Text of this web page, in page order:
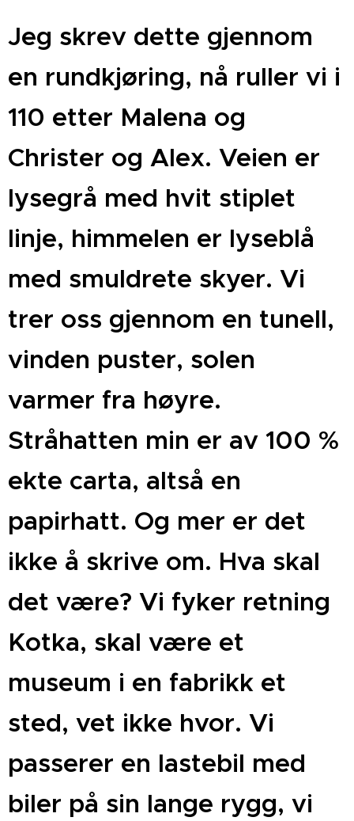
Jeg skrev dette gjennom
en rundkjøring, nå ruller vi i
110 etter Malena og
Christer og Alex. Veien er
lysegrå med hvit stiplet
linje, himmelen er lyseblå
med smuldrete skyer. Vi
trer oss gjennom en tunell,
vinden puster, solen
varmer fra høyre.
Stråhatten min er av 100 %
ekte carta, altså en
papirhatt. Og mer er det
ikke å skrive om. Hva skal
det være? Vi fyker retning
Kotka, skal være et
museum i en fabrikk et
sted, vet ikke hvor. Vi
passerer en lastebil med
biler på sin lange rygg, vi